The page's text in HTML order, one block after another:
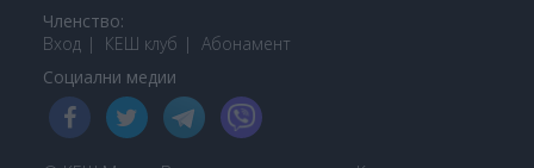
Членство:
Вход
КЕШ клуб Абонамент
Социални медии